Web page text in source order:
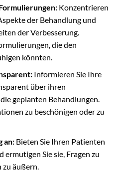
Konzentrieren
der Behandlung und
der Verbesserung.
die den
könnten.
Informieren Sie Ihre
über ihren
geplanten Behandlungen.
zu beschönigen oder zu
an:Bieten Sie Ihren Patienten
Sie sie, Fragen zu
äußern.